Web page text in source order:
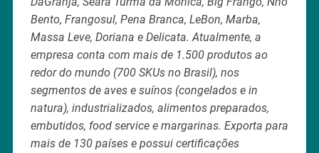
Bento, Frangosul, Pena Branca, LeBon, Marba,
Massa Leve, Doriana e Delicata. Atualmente, a
empresa conta com mais de 1.500 produtos ao
redor do mundo (700 SKUs no Brasil), nos
segmentos de aves e suínos (congelados e in
natura), industrializados, alimentos preparados,
embutidos, food service e margarinas. Exporta para
mais de 130 países e possui certificações